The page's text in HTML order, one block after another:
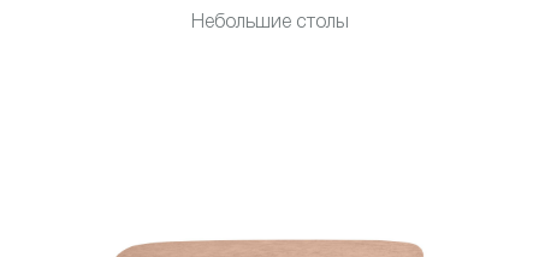
Небольшие столы